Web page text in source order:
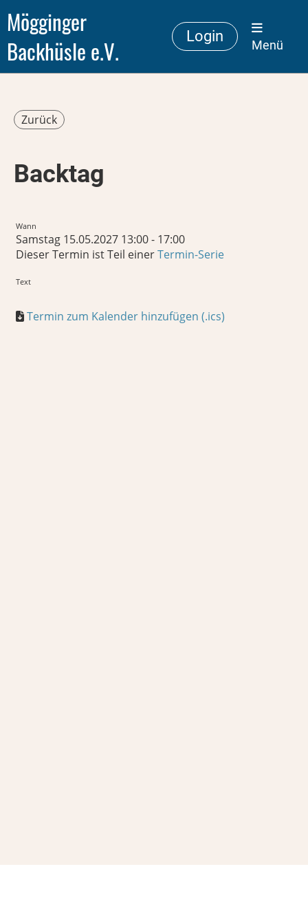
Mögginger
Backhüsle e.V.
Login
Menü
Zurück
Backtag
Wann
Samstag 15.05.2027 13:00 - 17:00
Dieser Termin ist Teil einerTermin-Serie
Text
Termin zum Kalender hinzufügen (.ics)